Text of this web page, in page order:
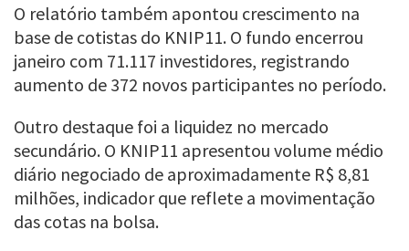
O relatório também apontou crescimento na
base de cotistas do KNIP11. O fundo encerrou
janeiro com 71.117 investidores, registrando
aumento de 372 novos participantes no período.
Outro destaque foi a liquidez no mercado
secundário. O KNIP11 apresentou volume médio
diário negociado de aproximadamente R$ 8,81
milhões, indicador que reflete a movimentação
das cotas na bolsa.